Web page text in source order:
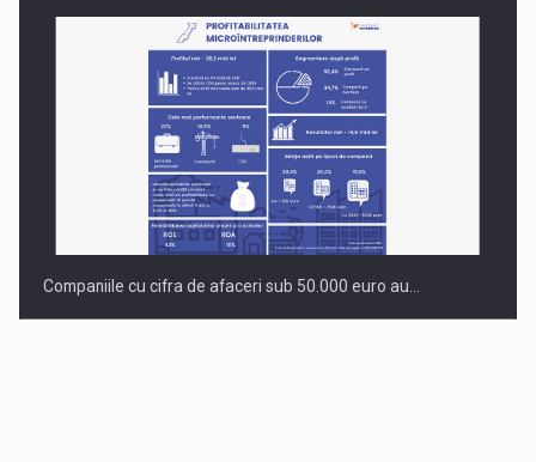
Companiile cu cifra de afaceri sub 50.000 euro au…